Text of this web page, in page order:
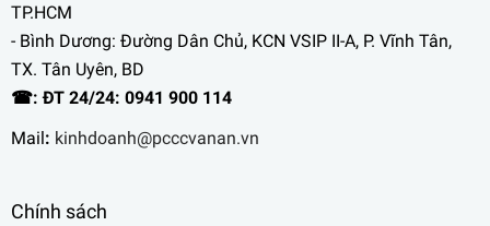
TP.HCM
- Bình Dương: Đường Dân Chủ, KCN VSIP II-A, P. Vĩnh Tân,
TX. Tân Uyên, BD
☎: ĐT 24/24: 0941 900 114
Mail: kinhdoanh@pcccvanan.vn
Chính sách